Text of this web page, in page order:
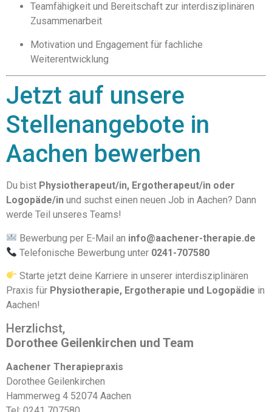
Teamfähigkeit und Bereitschaft zur interdisziplinären
Zusammenarbeit
Motivation und Engagement für fachliche
Weiterentwicklung
Jetzt auf unsere
Stellenangebote in
Aachen bewerben
Du bist Physiotherapeut/in, Ergotherapeut/in oder
Logopäde/in und suchst einen neuen Job in Aachen? Dann
werde Teil unseres Teams!
Bewerbung per E-Mail an info@aachener-therapie.de
Telefonische Bewerbung unter 0241-707580
Starte jetzt deine Karriere in unserer interdisziplinären
Praxis für Physiotherapie, Ergotherapie und Logopädie in
Aachen!
Herzlichst,
Dorothee Geilenkirchen und Team
Aachener Therapiepraxis
Dorothee Geilenkirchen
Hammerweg 4 52074 Aachen